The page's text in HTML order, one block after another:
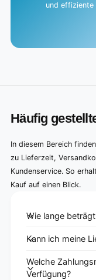
und effiziente
Häufig
In diesem Bereich
zu Lieferzeit,
Kundenservice. So
Kauf auf einen Blick.
Wie lange
Kann ich meine
Welche
Verfügung?